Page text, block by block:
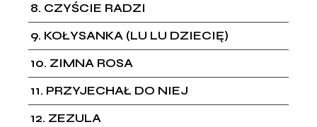
8 CZYŚCIE RADZI
9 KOŁYSANKA (LU LU DZIECIĘ)
10 ZIMNA ROSA
11 PRZYJECHAŁ DO NIEJ
12 ZEZULA